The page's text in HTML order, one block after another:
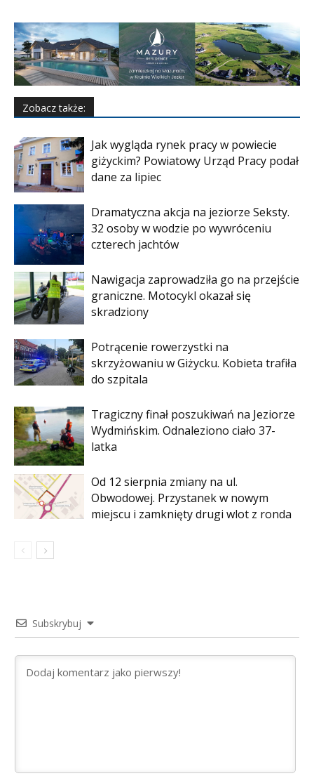
Zobacz także:
Jak wygląda rynek pracy w powiecie
giżyckim? Powiatowy Urząd Pracy podał
dane za lipiec
Dramatyczna akcja na jeziorze Seksty.
32 osoby w wodzie po wywróceniu
czterech jachtów
Nawigacja zaprowadziła go na przejście
graniczne. Motocykl okazał się
skradziony
Potrącenie rowerzystki na
skrzyżowaniu w Giżycku. Kobieta trafiła
do szpitala
Tragiczny finał poszukiwań na Jeziorze
Wydmińskim. Odnaleziono ciało 37-
latka
Od 12 sierpnia zmiany na ul.
Obwodowej. Przystanek w nowym
miejscu i zamknięty drugi wlot z ronda
Subskrybuj